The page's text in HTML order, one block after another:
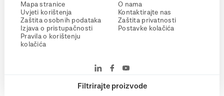
Filtrirajte proizvode
Mapa stranice
Uvjeti korištenja
Zaštita osobnih podataka
Izjava o pristupačnosti
Pravila o korištenju
kolačića
O nama
Kontaktirajte nas
Zaštita privatnosti
Postavke kolačića